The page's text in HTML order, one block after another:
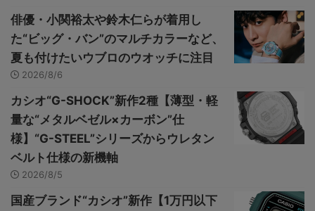
俳優・小関裕太や鈴木仁らが着用し
た“ビッグ・バン”のマルチカラーなど、
夏も付けたいウブロのウオッチに注目
2026/8/6
カシオ“G-SHOCK”新作2種【薄型・軽
量な“メタルベゼル×カーボン”仕
様】“G-STEEL”シリーズからウレタン
ベルト仕様の新機軸
2026/8/5
国産ブランド“カシオ”新作【1万円以下